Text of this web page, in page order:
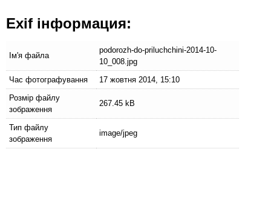
Exif інформация:
Ім'я файла
podorozh-do-priluchchini-2014-10-
10_008.jpg
Час фотографування
17 жовтня 2014, 15:10
Розмір файлу
зображення
267.45 kB
Тип файлу
зображення
image/jpeg